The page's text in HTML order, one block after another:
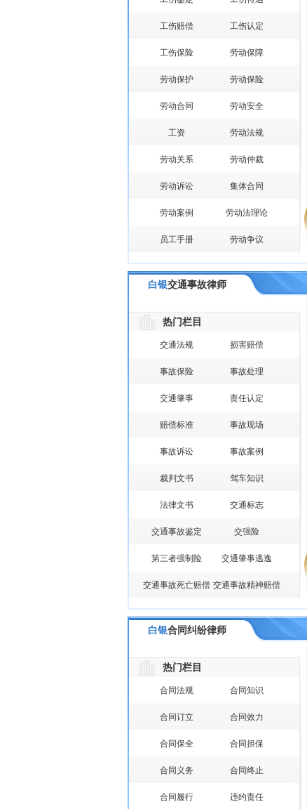
工伤赔偿 工伤认定
工伤保险 劳动保障
劳动保护 劳动保险
劳动合同 劳动安全
工资 劳动法规
劳动关系 劳动仲裁
劳动诉讼 集体合同
劳动案例 劳动法理论
员工手册 劳动争议
白银交通事故律师
热门栏目
交通法规 损害赔偿
事故保险 事故处理
交通肇事 责任认定
赔偿标准 事故现场
事故诉讼 事故案例
裁判文书 驾车知识
法律文书 交通标志
交通事故鉴定 交强险
第三者强制险 交通肇事逃逸
交通事故死亡赔偿 交通事故精神赔偿
白银合同纠纷律师
热门栏目
合同法规 合同知识
合同订立 合同效力
合同保全 合同担保
合同义务 合同终止
合同履行 违约责任